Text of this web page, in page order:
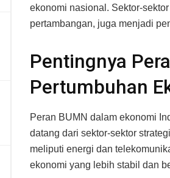
ekonomi nasional. Sektor-
pertambangan, juga menjadi
Pentingnya
Pertumbuhan
Peran BUMN dalam ekonomi
datang dari sektor-sektor
meliputi energi dan
ekonomi yang lebih stabil dan